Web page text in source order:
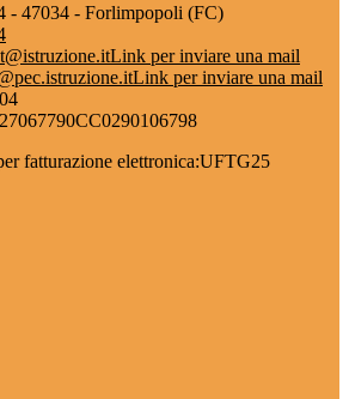
- 47034 - Forlimpopoli (FC)
Link per inviare una mail
Link per inviare una mail
fatturazione elettronica:UFTG25